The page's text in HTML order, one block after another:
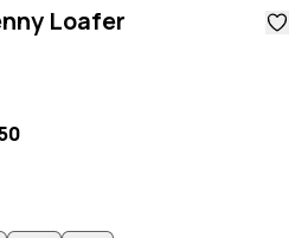
Loafer